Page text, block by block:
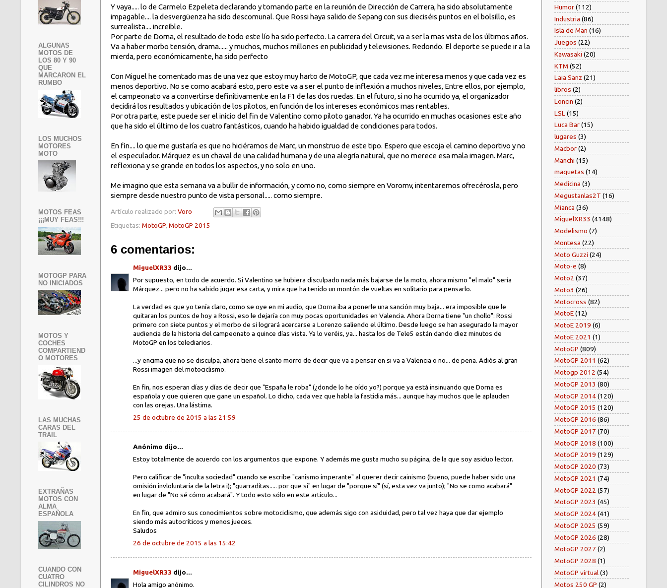
Y vaya..... lo de Carmelo Ezpeleta declarando y tomando parte en la reunión de Dirección de Carrera, ha sido absolutamente
impagable.... la desvergüenza ha sido descomunal. Que Rossi haya salido de Sepang con sus dieciséis puntos en el bolsillo, es
surrealista.... increíble.
Por parte de Dorna, el resultado de todo este lío ha sido perfecto. La carrera del Circuit, va a ser la mas vista de los últimos años.
Va a haber morbo tensión, drama...... y muchos, muchos millones en publicidad y televisiones. Redondo. El deporte se puede ir a la
mierda, pero económicamente, ha sido perfecto
Con Miguel he comentado mas de una vez que estoy muy harto de MotoGP, que cada vez me interesa menos y que cada vez es
menos deportivo. No se como acabará esto, pero este va a ser el punto de inflexión a muchos niveles, Entre ellos, por ejemplo,
el campeonato va a convertirse definitivamente en la F1 de las dos ruedas. En el futuro, si no ha ocurrido ya, el organizador
decidirá los resultados y ubicación de los pilotos, en función de los intereses económicos mas rentables.
Por otra parte, este puede ser el inicio del fin de Valentino como piloto ganador. Ya ha ocurrido en muchas ocasiones este año
que ha sido el último de los cuatro fantásticos, cuando ha habido igualdad de condiciones para todos.
En fin.... lo que me gustaría es que no hiciéramos de Marc, un monstruo de este tipo. Espero que escoja el camino deportivo y no
el especulador. Márquez es un chaval de una calidad humana y de una alegría natural, que no merece esa mala imagen. Marc,
reflexiona y se grande en todos los aspectos, y no solo en uno.
Me imagino que esta semana va a bullir de información, y como no, como siempre en Voromv, intentaremos ofrecérosla, pero
siempre desde nuestro punto de vista personal..... como siempre.
Artículo realizado por: Voro
Etiquetas: MotoGP, MotoGP 2015
6 comentarios:
MiguelXR33 dijo...
Por supuesto, en todo de acuerdo. Si Valentino se hubiera disculpado nada más bajarse de la moto, ahora mismo "el malo" sería
Márquez... pero no ha sabido jugar esa carta, y mira que ha tenido un montón de vueltas en solitario para pensarlo.
La verdad es que yo tenía claro, como se oye en mi audio, que Dorna iba a ponerle una sanción muy baja... era imposible que le
quitaran los puntos de hoy a Rossi, eso le dejaría con muy pocas oportunidades en Valencia. Ahora Dorna tiene "un chollo": Rossi
primero con siete puntos y el morbo de si logrará acercarse a Lorenzo saliendo el último. Desde luego se han asegurado la mayor
audiencia de la historia del campeonato a quince días vista. Ya lo veréis, ya... hasta los de Tele5 están dando diez minutos de
MotoGP en los telediarios.
...y encima que no se disculpa, ahora tiene el santo morro de decir que va a pensar en si va a Valencia o no... de pena. Adiós al gran
Rossi imagen del motociclismo.
En fin, nos esperan días y días de decir que "España le roba" (¿donde lo he oído yo?) porque ya está insinuando que Dorna es
española y que quieren que gane un español. Lo dicho, cada vez que habla la fastidia más... aunque hay muchos que le aplauden
con las orejas. Una lástima.
25 de octubre de 2015 a las 21:59
Anónimo dijo...
Estoy totalmente de acuerdo con los argumentos que expone. Y además me gusta mucho su página, de la que soy asiduo lector.
Pero calificar de "inculta sociedad" cuando se escribe "canismo imperante" al querer decir cainismo (bueno, puede haber sido una
omisión invloluntaria de la letra i); "guarraditas..... por que si" en lugar de "porque sí" (sí, esta vez va junto); "No se como acabará"
en lugar de "No sé cómo acabará". Y todo esto sólo en este artículo...
En fin, que admiro sus conocimientos sobre motociclismo, que además sigo con asiduidad, pero tal vez haya que dar ejemplo
siendo más autocríticos y menos jueces.
Saludos
26 de octubre de 2015 a las 15:42
MiguelXR33 dijo...
Hola amigo anónimo.
ALGUNAS
MOTOS DE
LOS 80 Y 90
QUE
MARCARON EL
RUMBO
LOS MUCHOS
MOTORES
MOTO
MOTOS FEAS
¡¡¡MUY FEAS!!!
MOTOGP PARA
NO INICIADOS
MOTOS Y
COCHES
COMPARTIEND
O MOTORES
LAS MUCHAS
CARAS DEL
TRAIL
EXTRAÑAS
MOTOS CON
ALMA
ESPAÑOLA
CUANDO CON
CUATRO
CILINDROS NO
Humor(112)
Industria (86)
Isla de Man (16)
Juegos (22)
Kawasaki (20)
KTM (52)
Laia Sanz (21)
libros (2)
Loncin (2)
LSL (15)
Luca Bar(15)
lugares (3)
Macbor(2)
Manchi (15)
maquetas (14)
Medicina (3)
Megustanlas2T (16)
Mianca (36)
MiguelXR33 (4148)
Modelismo (7)
Montesa (22)
Moto Guzzi (24)
Moto-e (8)
Moto2 (37)
Moto3 (26)
Motocross (82)
MotoE(12)
MotoE 2019 (6)
MotoE 2021 (1)
MotoGP (809)
MotoGP 2011 (62)
Motogp 2012 (54)
MotoGP 2013 (80)
MotoGP 2014(120)
MotoGP 2015 (120)
MotoGP 2016 (86)
MotoGP 2017 (70)
MotoGP 2018 (100)
MotoGP 2019 (129)
MotoGP 2020 (73)
MotoGP 2021 (74)
MotoGP 2022 (57)
MotoGP 2023 (45)
MotoGP 2024(41)
MotoGP 2025 (59)
MotoGP 2026 (28)
MotoGP 2027 (2)
MotoGP 2028 (1)
MotoGP virtual(3)
Motos 250 GP (2)